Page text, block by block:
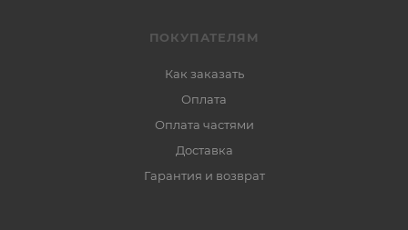
ПОКУПАТЕЛЯМ
Как заказать
Оплата
Оплата частями
Доставка
Гарантия и возврат